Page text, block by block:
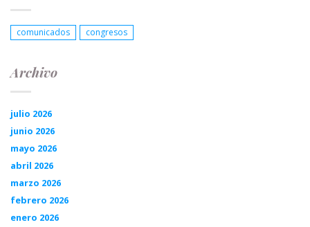
comunicados congresos
Archivo
julio 2026
junio 2026
mayo 2026
abril 2026
marzo 2026
febrero 2026
enero 2026